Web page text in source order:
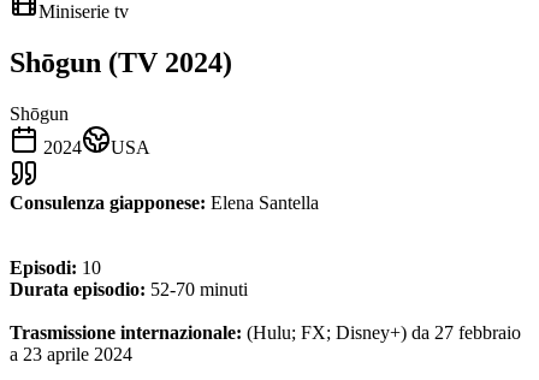
Miniserie tv
Shōgun (TV 2024)
Shōgun
2024
USA
Consulenza giapponese: Elena Santella
Episodi: 10
Durata episodio: 52-70 minuti
Trasmissione internazionale: (Hulu; FX; Disney+) da 27 febbraio
a 23 aprile 2024